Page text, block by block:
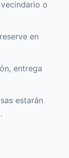
o
en
entrega
estarán